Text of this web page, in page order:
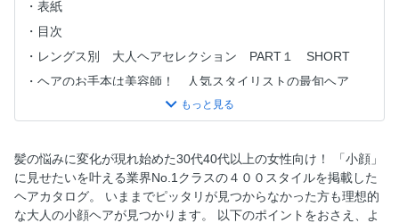
表紙
目次
レングス別 ⼤⼈ヘアセレクション PART１ SHORT
ヘアのお手本は美容師！ 人気スタイリストの最旬ヘア
レングス別 ⼤⼈ヘアセレクション PART２ BOB
ぺたんこ・オバ髪・白髪、etc.… どんな髪も魅力的に変
身！ 女性の悩み解消ヘア
レングス別 ⼤⼈ヘアセレクション PART３ MEDIUM＆
LONG
髪の悩みに変化が現れ始めた30代40代以上の女性向け！ 「小顔」
に見せたいを叶える業界No.1クラスの４００スタイルを掲載した
ヘアカタログ。 いままでピッタリが見つからなかった方も理想的
な大人の小顔ヘアが見つかります。 以下のポイントをおさえ、よ